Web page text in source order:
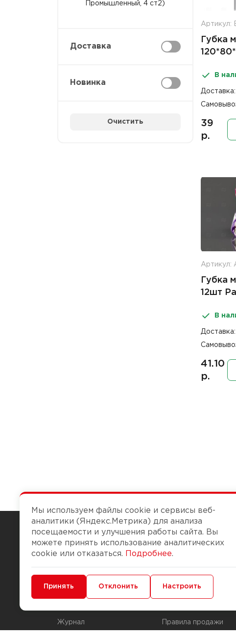
Промышленный, 4 ст2)
Доставка
Новинка
Очистить
Артикул:
Губка
В
Доставка:
39
р.
Артикул:
Губка
12шт
В
Доставка:
41.10
р.
Чтобы вам легко работалось
Журнал
Доставка и оплата
Правила продажи
Мы используем файлы cookie и сервисы веб-
аналитики (Яндекс.Метрика) для анализа
посещаемости и улучшения работы сайта. Вы
можете принять использование аналитических
cookie или отказаться.
Подробнее.
Минимальные Функциональные/Аналитические
Принять Отклонить Настроить